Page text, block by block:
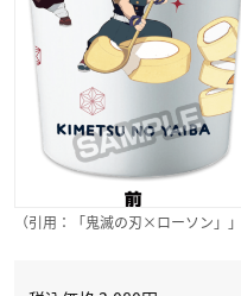
（引用：「鬼滅の刃×ローソン」」